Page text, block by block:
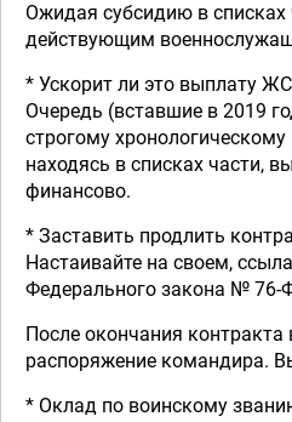
Ожидая субсидию в списках
действующим
* Ускорит ли это выплату
Очередь (вставшие в 2019
строгому
находясь в списках части,
финансово.
* Заставить продлить
Настаивайте на своем,
Федерального закона № 76-
После окончания контракта
распоряжение командира.
* Оклад по воинскому